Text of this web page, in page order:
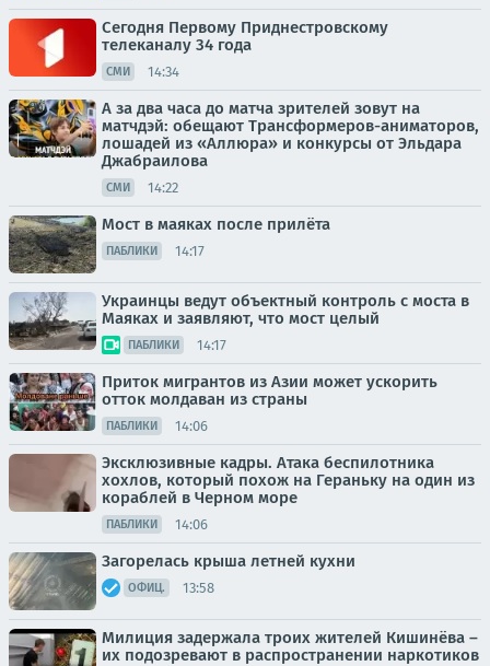
Сегодня Первому Приднестровскому
телеканалу 34 года
СМИ 14:34
А за два часа до матча зрителей зовут на
матчдэй: обещают Трансформеров-аниматоров,
лошадей из «Аллюра» и конкурсы от Эльдара
Джабраилова
СМИ 14:22
Мост в маяках после прилёта
ПАБЛИКИ 14:17
Украинцы ведут объектный контроль с моста в
Маяках и заявляют, что мост целый
ПАБЛИКИ 14:17
Приток мигрантов из Азии может ускорить
отток молдаван из страны
ПАБЛИКИ 14:06
Эксклюзивные кадры. Атака беспилотника
хохлов, который похож на Гераньку на один из
кораблей в Черном море
ПАБЛИКИ 14:06
Загорелась крыша летней кухни
ОФИЦ. 13:58
Милиция задержала троих жителей Кишинёва –
их подозревают в распространении наркотиков